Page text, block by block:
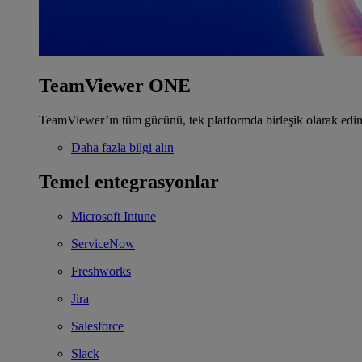
TeamViewer ONE
TeamViewer’ın tüm gücünü, tek platformda birleşik olarak
Daha fazla bilgi alın
Temel entegrasyonlar
Microsoft Intune
ServiceNow
Freshworks
Jira
Salesforce
Slack